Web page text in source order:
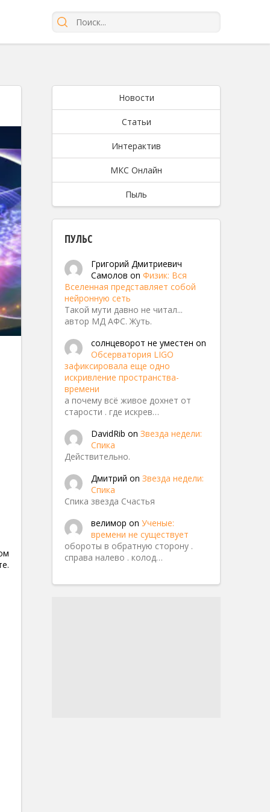
Новости
Статьи
Интерактив
МКС Онлайн
Пыль
ПУЛЬС
Григорий Дмитриевич
Самолов on Физик: Вся
Вселенная представляет собой
нейронную сеть
Такой мути давно не читал...
автор МД АФС. Жуть.
солнцеворот не уместен on
Обсерватория LIGO
зафиксировала еще одно
искривление пространства-
времени
а почему всё живое дохнет от
старости . где искрев…
DavidRib on Звезда недели:
Спика
Действительно.
Дмитрий on Звезда недели:
Спика
Спика звезда Счастья
велимор on Ученые:
времени не существует
обороты в обратную сторону .
справа налево . колод…